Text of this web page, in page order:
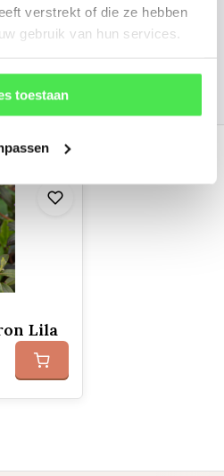
verstrekt of die ze hebben
gebruik van hun services.
toestaan
niet bereikbaar)
a 4.7/5 at
Lila